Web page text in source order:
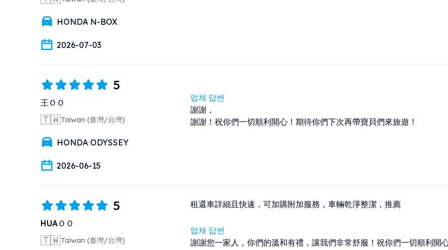
HONDA N-BOX
2026-07-03
5
王ＯＯ
🇹🇼Taiwan (臺灣/台灣)
HONDA ODYSSEY
2026-06-15
업체 답변
謝謝，
謝謝！祝你們一切順利開心！期待你們下次再帶寶貝們來旅遊！
5
HUAＯＯ
🇹🇼Taiwan (臺灣/台灣)
租還車詳細且快速，可加購附加服務，車輛乾淨整潔，推薦
업체 답변
謝謝您一家人，你們的溫和有禮，讓我們非常舒服！祝你們一切順利開